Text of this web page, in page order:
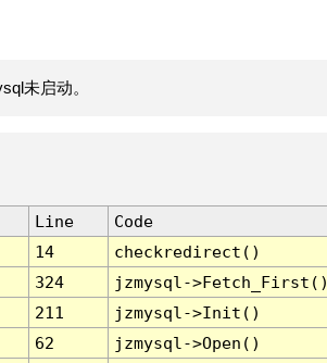
未启动。
Line
Code
14
checkredirect()
324
jzmysql-
211
jzmysql->Init()
62
jzmysql->Open()